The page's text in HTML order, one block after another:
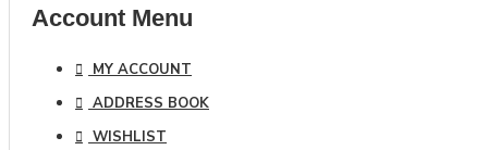
Account Menu
MY ACCOUNT
ADDRESS BOOK
WISHLIST